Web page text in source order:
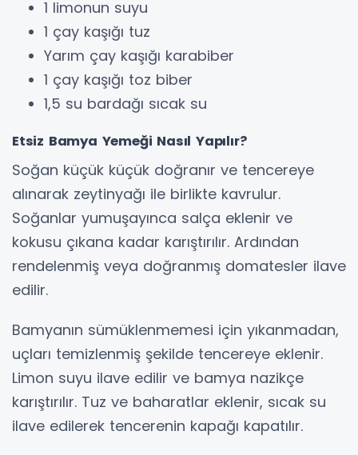
1 limonun suyu
1 çay kaşığı tuz
Yarım çay kaşığı karabiber
1 çay kaşığı toz biber
1,5 su bardağı sıcak su
Etsiz Bamya Yemeği Nasıl Yapılır?
Soğan küçük küçük doğranır ve tencereye
alınarak zeytinyağı ile birlikte kavrulur.
Soğanlar yumuşayınca salça eklenir ve
kokusu çıkana kadar karıştırılır. Ardından
rendelenmiş veya doğranmış domatesler ilave
edilir.
Bamyanın sümüklenmemesi için yıkanmadan,
uçları temizlenmiş şekilde tencereye eklenir.
Limon suyu ilave edilir ve bamya nazikçe
karıştırılır. Tuz ve baharatlar eklenir, sıcak su
ilave edilerek tencerenin kapağı kapatılır.